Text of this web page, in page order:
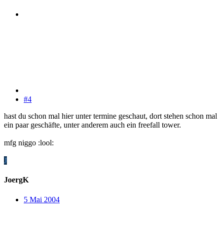
#4
hast du schon mal hier unter termine geschaut, dort stehen schon mal
ein paar geschäfte, unter anderem auch ein freefall tower.
mfg niggo :lool:
J
JoergK
5 Mai 2004